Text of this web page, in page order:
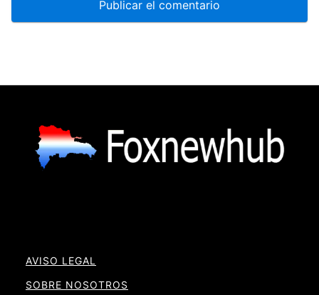
AVISO LEGAL
SOBRE NOSOTROS